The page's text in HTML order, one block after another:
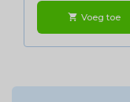
shopping_cart Voeg toe